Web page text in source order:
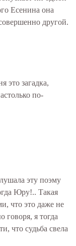
Есенина она
другой.
это загадка,
по-
эту поэму
Юру!.. Такая
что это даже не
говоря, я тогда
что судьба свела